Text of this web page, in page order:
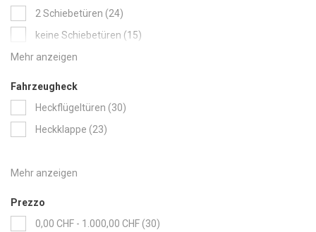
2 Schiebetüren
24items
keine Schiebetüren
15items
Fahrzeugheck
Heckflügeltüren
30items
Heckklappe
23items
Prezzo
0,00 CHF - 1.000,00 CHF 30items